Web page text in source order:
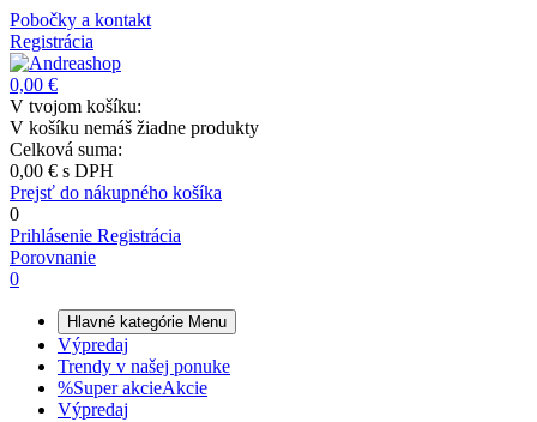
Pobočky a kontakt
Registrácia
0,00 €
V tvojom košíku:
V košíku nemáš žiadne produkty
Celková suma:
0,00 € s DPH
Prejsť do nákupného košíka
0
Prihlásenie Registrácia
Porovnanie
0
Hlavné kategórie Menu
Výpredaj
Trendy v našej ponuke
%Super akcieAkcie
Výpredaj